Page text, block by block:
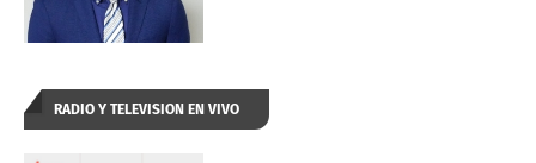
RADIO Y TELEVISION EN VIVO